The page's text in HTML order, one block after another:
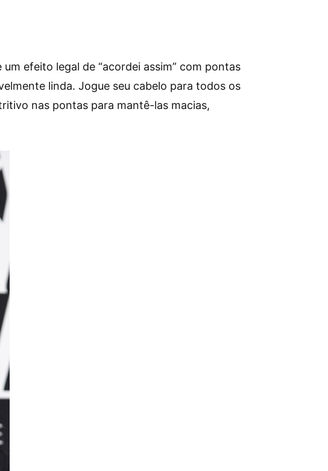
efeito legal de “acordei assim” com pontas
linda. Jogue seu cabelo para todos os
nas pontas para mantê-las macias,